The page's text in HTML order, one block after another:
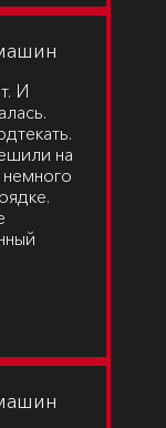
И
на